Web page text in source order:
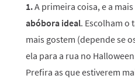
1.A primeira coisa, e a
abóbora ideal. Escolham o
mais gostem (depende se
ela para a rua no
Prefira as que estiverem